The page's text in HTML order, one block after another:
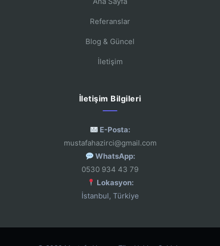
Referanslar
Blog & Güncel
İletişim
İletişim Bilgileri
E-Posta:
mustafahazirci@gmail.com
WhatsApp:
0530 934 43 79
Lokasyon:
İstanbul, Türkiye